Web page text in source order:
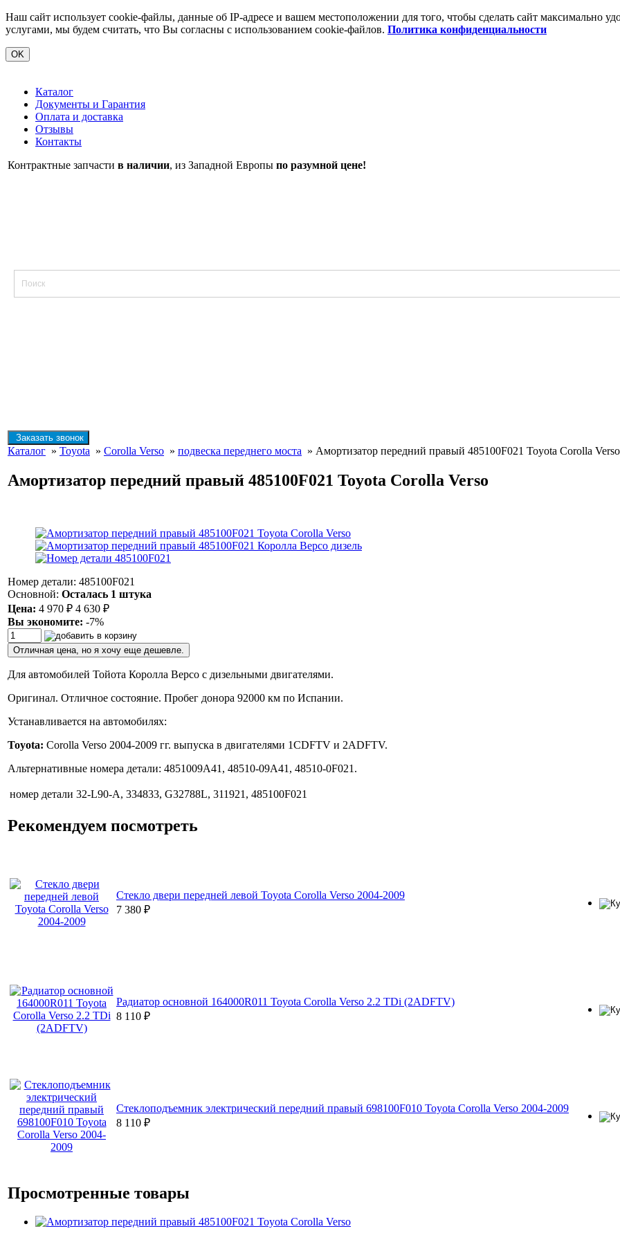
Наш сайт использует cookie-файлы, данные об IP-адресе и вашем местоположении для того, чтобы сделать сайт максимально
услугами, мы будем считать, что Вы согласны с использованием cookie-файлов. Политика конфиденциальности
OK
Каталог
Документы и Гарантия
Оплата и доставка
Отзывы
Контакты
Контрактные запчасти в наличии, из Западной Европы по разумной цене!
Заказать звонок
Каталог » Toyota » Corolla Verso » подвеска переднего моста » Амортизатор передний правый 485100F021 Toyota Corolla Verso
Амортизатор передний правый 485100F021 Toyota Corolla Verso
Номер детали: 485100F021
Основной: Осталась 1 штука
Цена: 4 970 ₽ 4 630 ₽
Вы экономите: -7%
Отличная цена, но я хочу еще дешевле.
Для автомобилей Тойота Королла Версо с дизельными двигателями.
Оригинал. Отличное состояние. Пробег донора 92000 км по Испании.
Устанавливается на автомобилях:
Toyota: Corolla Verso 2004-2009 гг. выпуска в двигателями 1CDFTV и 2ADFTV.
Альтернативные номера детали: 4851009A41, 48510-09A41, 48510-0F021.
номер детали 32-L90-A, 334833, G32788L, 311921, 485100F021
Рекомендуем посмотреть
Стекло двери передней левой Toyota Corolla Verso 2004-2009
7 380 ₽
Радиатор основной 164000R011 Toyota Corolla Verso 2.2 TDi (2ADFTV)
8 110 ₽
Стеклоподъемник электрический передний правый 698100F010 Toyota Corolla Verso 2004-2009
8 110 ₽
Просмотренные товары